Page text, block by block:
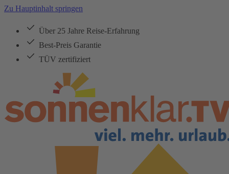
Zu Hauptinhalt springen
Über 25 Jahre Reise-Erfahrung
Best-Preis Garantie
TÜV zertifiziert